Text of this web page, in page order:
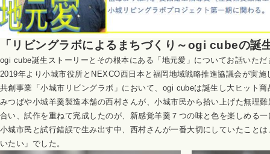
「リビングラボによるまちづくり～ogi cubeの誕
ogi cube誕生ストーリーとその根本にある「地元愛」についてお話いただ
2019年より小城市役所と NEXCO西日本と福岡地域戦略推進協議会が実
共創事業「小城市リビングラボ」において、 ogi cubeは誕生し大ヒット
みつばや小城羊羹製造本舗の西村さんが、小城市民から拾い上げた無理
合い、試作を重ねて完成したのが、新感覚羊羹７つの味と色を楽しめる
小城市民と試行錯誤で生み出す中、西村さんが一番大切にしていたこと
いたい」でした。